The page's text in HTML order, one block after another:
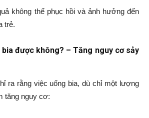
không thể phục hồi và ảnh hưởng đến
trẻ.
bia được không? – Tăng nguy cơ sảy
ra rằng việc uống bia, dù chỉ một lượng
tăng nguy cơ: